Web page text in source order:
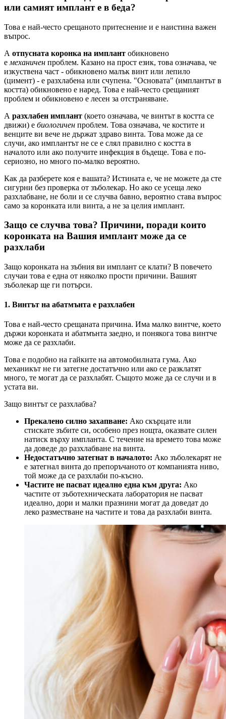
или самият имплант е в беда?
Това е най-често срещаното притеснение и е наистина важен
въпрос.
A отпусната коронка на имплант обикновено
е механичен проблем. Казано на прост език, това означава, че
изкуствена част - обикновено малък винт или лепило
(цимент) - е разхлабена или счупена. "Основата" (имплантът в
костта) обикновено е наред. Това е най-често срещаният
проблем и обикновено е лесен за отстраняване.
A разхлабен имплант (което означава, че винтът в костта се
движи) е биологичен проблем. Това означава, че костите и
венците ви вече не държат здраво винта. Това може да се
случи, ако имплантът не се е слял правилно с костта в
началото или ако получите инфекция в бъдеще. Това е по-
сериозно, но много по-малко вероятно.
Как да разберете коя е вашата? Истината е, че не можете да сте
сигурни без проверка от зъболекар. Но ако се усеща леко
разхлабване, не боли и се случва бавно, вероятно става въпрос
само за коронката или винта, а не за целия имплант.
Защо се случва това? Причини, поради които
коронката на Вашия имплант може да се
разхлаби
Защо коронката на зъбния ви имплант се клати? В повечето
случаи това е една от няколко прости причини. Вашият
зъболекар ще ги потърси.
1. Винтът на абатмънта е разхлабен
Това е най-често срещаната причина. Има малко винтче, което
държи коронката и абатмънта заедно, и понякога това винтче
може да се разхлаби.
Това е подобно на гайките на автомобилната гума. Ако
механикът не ги затегне достатъчно или ако се разклатят
много, те могат да се разхлабят. Същото може да се случи и в
устата ви.
Защо винтът се разхлабва?
Прекалено силно захапване: Ако скърцате или
стискате зъбите си, особено през нощта, оказвате силен
натиск върху импланта. С течение на времето това може
да доведе до разхлабване на винта.
Недостатъчно затегнат в началото: Ако зъболекарят не
е затегнал винта до препоръчаното от компанията ниво,
той може да се разхлаби по-късно.
Частите не пасват идеално една към друга: Ако
частите от зъботехническата лаборатория не пасват
идеално, дори и малки празнини могат да доведат до
леко разместване на частите и това да разхлаби винта.